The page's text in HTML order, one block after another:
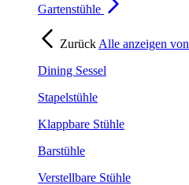
Gartenstühle
Zurück Alle anzeigen von
Dining Sessel
Stapelstühle
Klappbare Stühle
Barstühle
Verstellbare Stühle